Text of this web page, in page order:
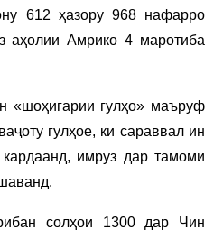
612 ҳазору 968 нафарро
аҳолии Амрико 4 маротиба
гулҳо» маъруф
гулҳое, ки сараввал ин
имрӯз дар тамоми
солҳои 1300 дар Чин